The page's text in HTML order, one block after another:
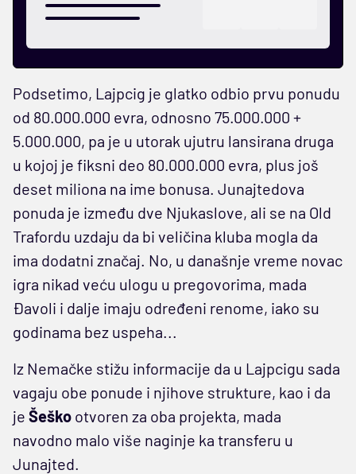
Podsetimo, Lajpcig je glatko odbio prvu ponudu
od 80.000.000 evra, odnosno 75.000.000 +
5.000.000, pa je u utorak ujutru lansirana druga
u kojoj je fiksni deo 80.000.000 evra, plus još
deset miliona na ime bonusa. Junajtedova
ponuda je između dve Njukaslove, ali se na Old
Trafordu uzdaju da bi veličina kluba mogla da
ima dodatni značaj. No, u današnje vreme novac
igra nikad veću ulogu u pregovorima, mada
Đavoli i dalje imaju određeni renome, iako su
godinama bez uspeha...
Iz Nemačke stižu informacije da u Lajpcigu sada
vagaju obe ponude i njihove strukture, kao i da
je Šeško otvoren za oba projekta, mada
navodno malo više naginje ka transferu u
Junajted.